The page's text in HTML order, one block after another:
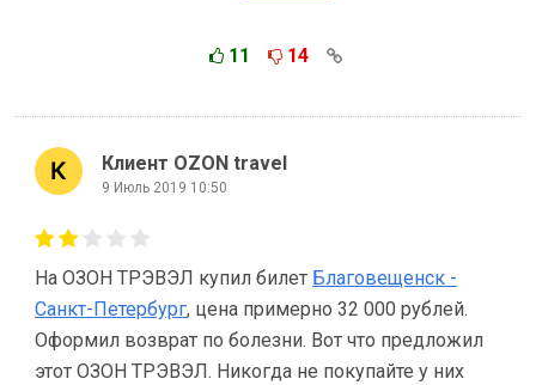
11 14
Клиент OZON travel
9 Июль 2019 10:50
На ОЗОН ТРЭВЭЛ купил билет Благовещенск -
Санкт-Петербург, цена примерно 32 000 рублей.
Оформил возврат по болезни. Вот что предложил
этот ОЗОН ТРЭВЭЛ. Никогда не покупайте у них